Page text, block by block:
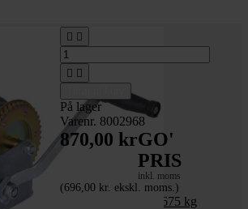
 
 
På lager
Varenr. 8002968
870,00 krGO'
PRIS
inkl. moms
(696,00 kr. ekskl. moms.)
Trækspil - 12 volt - 675 kg